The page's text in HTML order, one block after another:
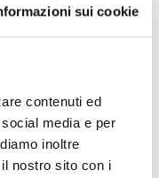
sui cookie
contenuti ed
media e per
inoltre
nostro sito con i
marked with